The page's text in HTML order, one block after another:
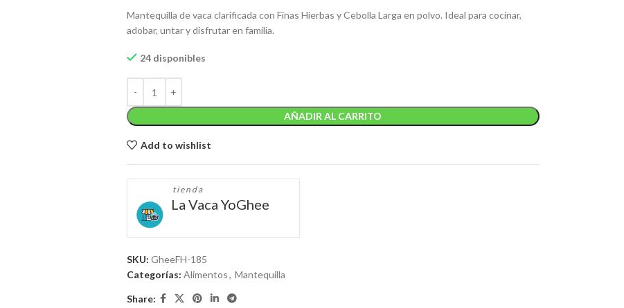
Mantequilla de vaca clarificada con Finas Hierbas y Cebolla Larga en polvo. Ideal para cocinar,
adobar, untar y disfrutar en familia.
24 disponibles
AÑADIR AL CARRITO
Add to wishlist
tienda
La Vaca YoGhee
SKU: GheeFH-185
Categorías: Alimentos, Mantequilla
Share: